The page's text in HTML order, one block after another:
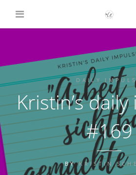
DAILY
Kristin’s
#169
BYKRISTIN